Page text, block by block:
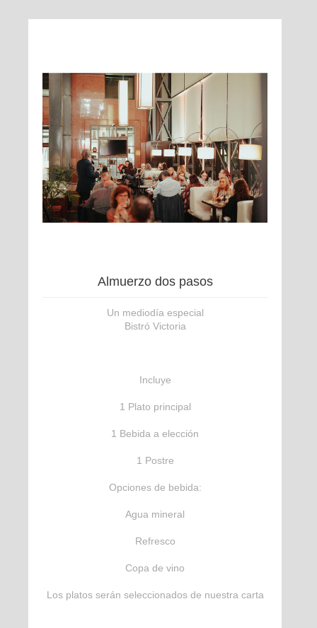
Almuerzo dos pasos
Un mediodía especial
Bistró Victoria
Incluye
1 Plato principal
1 Bebida a elección
1 Postre
Opciones de bebida:
Agua mineral
Refresco
Copa de vino
Los platos serán seleccionados de nuestra carta